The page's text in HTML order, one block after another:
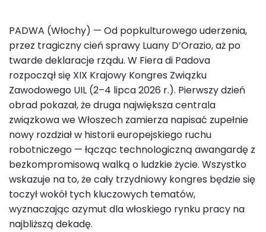
PADWA (Włochy) — Od popkulturowego uderzenia,
przez tragiczny cień sprawy Luany D’Orazio, aż po
twarde deklaracje rządu. W Fiera di Padova
rozpoczął się XIX Krajowy Kongres Związku
Zawodowego UIL (2–4 lipca 2026 r.). Pierwszy dzień
obrad pokazał, że druga największa centrala
związkowa we Włoszech zamierza napisać zupełnie
nowy rozdział w historii europejskiego ruchu
robotniczego — łącząc technologiczną awangardę z
bezkompromisową walką o ludzkie życie. Wszystko
wskazuje na to, że cały trzydniowy kongres będzie się
toczył wokół tych kluczowych tematów,
wyznaczając azymut dla włoskiego rynku pracy na
najbliższą dekadę.